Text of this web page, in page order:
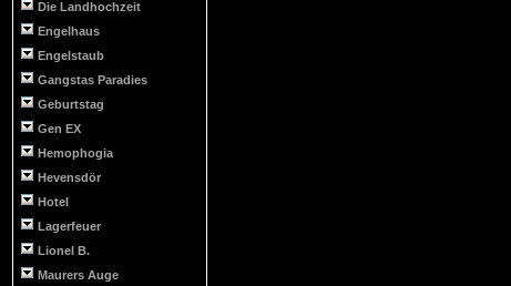
Die Landhochzeit
Engelhaus
Engelstaub
Gangstas Paradies
Geburtstag
Gen EX
Hemophogia
Hevensdör
Hotel
Lagerfeuer
Lionel B.
Maurers Auge